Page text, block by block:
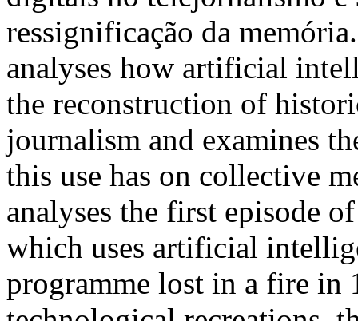
ressignificação da
analyses how artificial
the reconstruction of
journalism and examines
this use has on collective
analyses the first episode
which uses artificial
programme lost in a fire in